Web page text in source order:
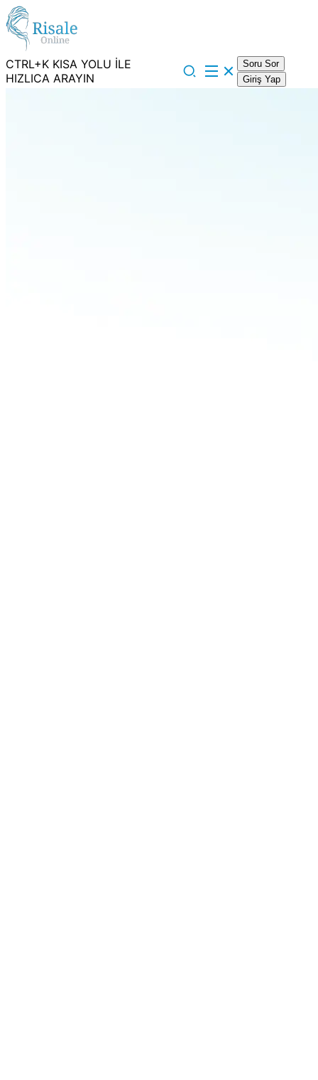
CTRL+K KISA YOLU İLE
HIZLICA ARAYIN
Soru Sor
Giriş Yap